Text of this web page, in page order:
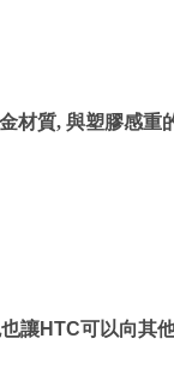
材質, 與塑膠感重
讓HTC可以向其